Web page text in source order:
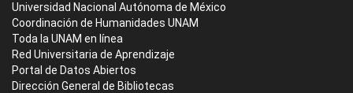
Universidad Nacional Autónoma de México
Coordinación de Humanidades UNAM
Toda la UNAM en línea
Red Universitaria de Aprendizaje
Portal de Datos Abiertos
Dirección General de Bibliotecas